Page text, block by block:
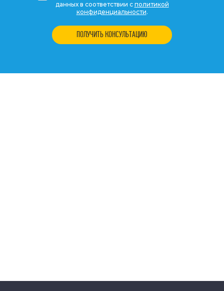
данных в соответствии с политикой
конфиденциальности.
ПОЛУЧИТЬ КОНСУЛЬТАЦИЮ